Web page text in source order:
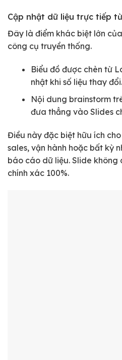
Cập nhật dữ liệu trực tiếp
Đây là điểm khác biệt lớn
công cụ truyền thống.
Biểu đồ được chèn từ
nhật khi số liệu thay đổi.
Nội dung brainstorm
đưa thẳng vào Slides
Điều này đặc biệt hữu ích
sales, vận hành hoặc bất kỳ
báo cáo dữ liệu. Slide không
chính xác 100%.